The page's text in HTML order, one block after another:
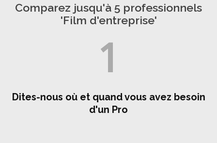
Comparez jusqu'à 5 professionnels
'Film d'entreprise'
1
Dites-nous où et quand vous avez besoin
d'un Pro